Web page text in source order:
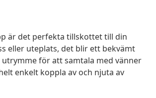
är det perfekta tillskottet till din
eller uteplats, det blir ett bekvämt
för att samtala med vänner
enkelt koppla av och njuta av